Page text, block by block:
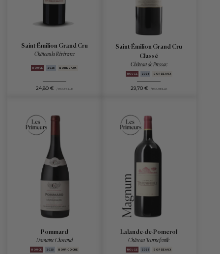
Saint-Émilion Grand Cru
Château la Révérence
ROUGE 2025 BORDEAUX
24,80 € / BOUTEILLE
Saint-Émilion Grand Cru
Classé
Château de Pressac
ROUGE 2025 BORDEAUX
29,70 € / BOUTEILLE
Pommard
Domaine Cluzeaud
ROUGE 2025 BOURGOGNE
Lalande-de-Pomerol
Château Tournefeuille
ROUGE 2025 BORDEAUX